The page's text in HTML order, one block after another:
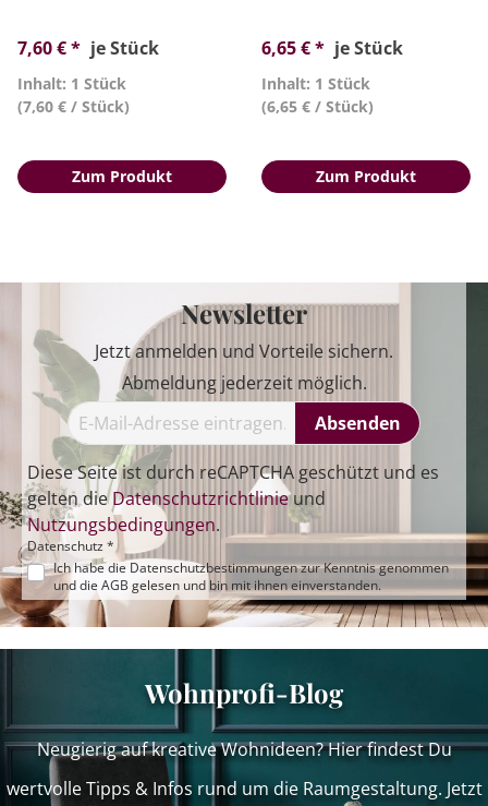
7,60 € * je Stück
Inhalt: 1 Stück
(7,60 € / Stück)
Zum Produkt
6,65 € * je Stück
Inhalt: 1 Stück
(6,65 € / Stück)
Zum Produkt
Newsletter
Jetzt anmelden und Vorteile sichern.
Abmeldung jederzeit möglich.
Absenden
Diese Seite ist durch reCAPTCHA geschützt und es
gelten dieDatenschutzrichtlinieund
Nutzungsbedingungen.
Datenschutz *
Ich habe die Datenschutzbestimmungenzur Kenntnis genommen
und die AGB gelesen und bin mit ihnen einverstanden.
Wohnprofi-Blog
Neugierig auf kreative Wohnideen? Hier findest Du
wertvolle Tipps & Infos rund um die Raumgestaltung. Jetzt